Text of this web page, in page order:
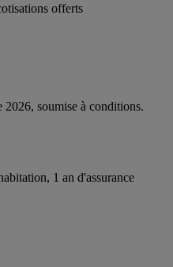
offerts
soumise à conditions.
1 an d'assurance